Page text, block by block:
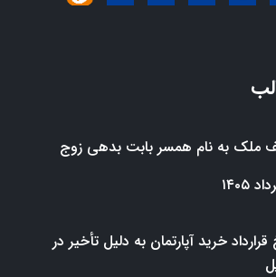
ملک به نام همسر بابت بدهی زوج
خرید آپارتمان به دلیل تأخیر در